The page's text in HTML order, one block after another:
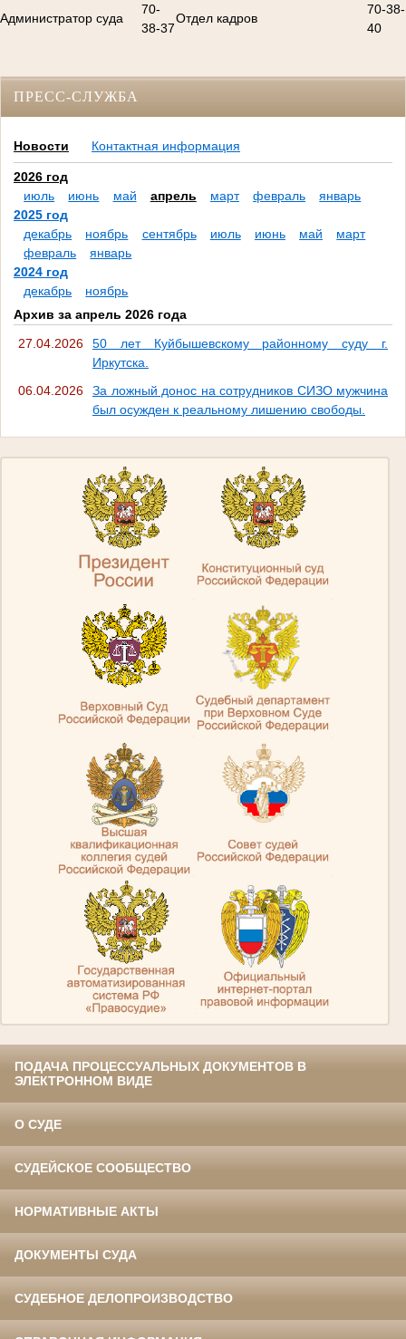
Администратор суда
70-
38-37
Отдел кадров
70-38-
40
ПРЕСС-СЛУЖБА
Новости Контактная информация
2026 год
июль
июнь май апрель март февраль
январь
2025 год
декабрь
ноябрь сентябрь июль июнь май
март
февраль
январь
2024 год
декабрь
ноябрь
Архив за апрель 2026 года
27.04.2026
50 лет Куйбышевскому районному суду г.
Иркутска.
06.04.2026
За ложный донос на сотрудников СИЗО мужчина
был осужден к реальному лишению свободы.
.
ПОДАЧА ПРОЦЕССУАЛЬНЫХ ДОКУМЕНТОВ В
ЭЛЕКТРОННОМ ВИДЕ
О СУДЕ
СУДЕЙСКОЕ СООБЩЕСТВО
НОРМАТИВНЫЕ АКТЫ
ДОКУМЕНТЫ СУДА
СУДЕБНОЕ ДЕЛОПРОИЗВОДСТВО